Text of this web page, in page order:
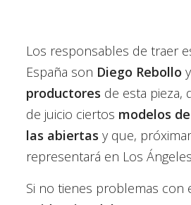
Los responsables de traer
España son Diego Rebollo y
productores de esta pieza,
de juicio ciertos modelos de
las abiertas y que,
representará en Los
Si no tienes problemas con